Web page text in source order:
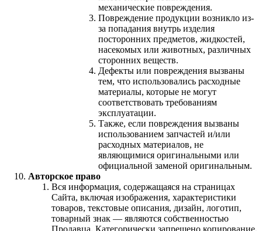
механические повреждения.
Повреждение продукции возникло из-
за попадания внутрь изделия
посторонних предметов, жидкостей,
насекомых или животных, различных
сторонних веществ.
Дефекты или повреждения вызваны
тем, что использовались расходные
материалы, которые не могут
соответствовать требованиям
эксплуатации.
Также, если повреждения вызваны
использованием запчастей и/или
расходных материалов, не
являющимися оригинальными или
официальной заменой оригинальным.
Авторское право
Вся информация, содержащаяся на страницах
Сайта, включая изображения, характеристики
товаров, текстовые описания, дизайн, логотип,
товарный знак — являются собственностью
Продавца. Категорически запрещено копирование,